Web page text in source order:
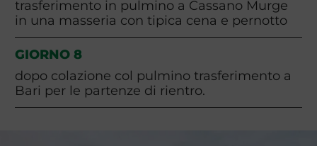
trasferimento in pulmino a Cassano Murge
in una masseria con tipica cena e pernotto
GIORNO 8
dopo colazione col pulmino trasferimento a
Bari per le partenze di rientro.